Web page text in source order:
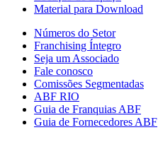
Material para Download
Números do Setor
Franchising Íntegro
Seja um Associado
Fale conosco
Comissões Segmentadas
ABF RIO
Guia de Franquias ABF
Guia de Fornecedores ABF